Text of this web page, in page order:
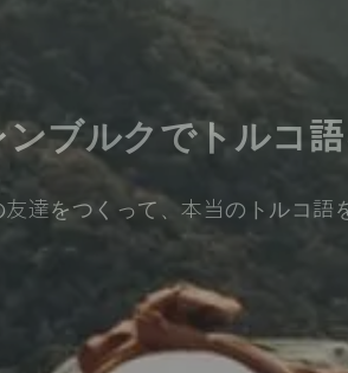
ブルクでトルコ
達をつくって、本当のトルコ語